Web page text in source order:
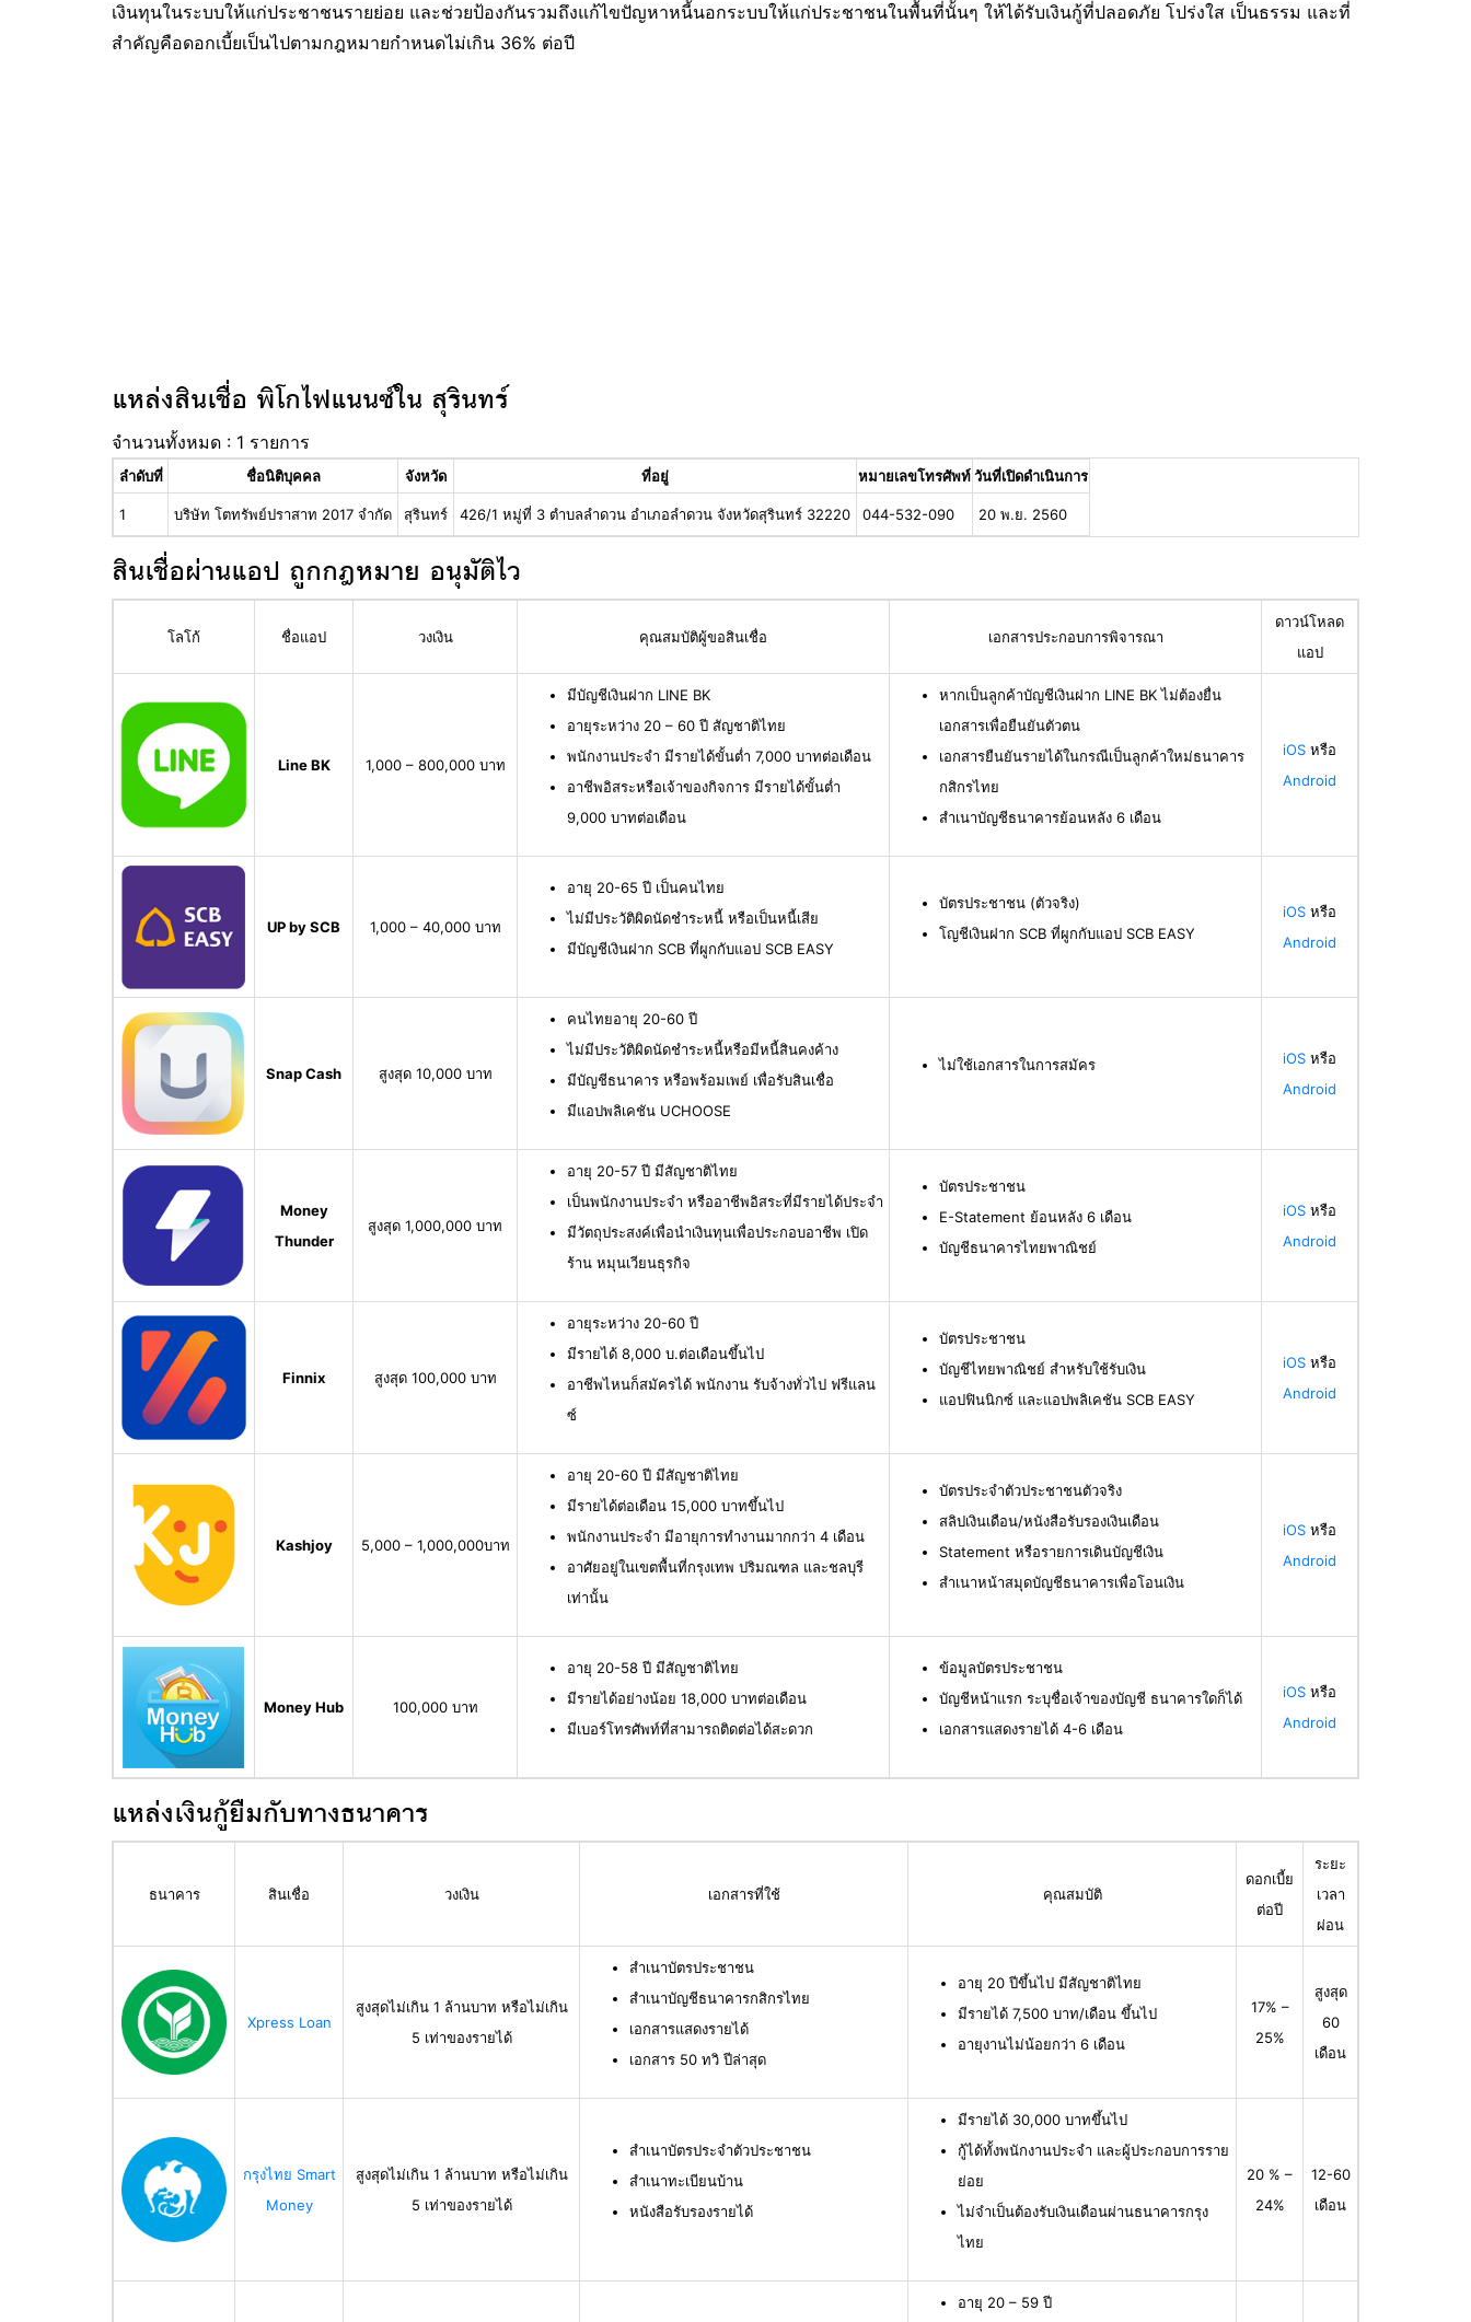
เงินทุนในระบบให้แก่ประชาชนรายย่อย และช่วยป้องกันรวมถึงแก้ไขปัญหาหนี้นอกระบบให้แก่ประชาชนในพื้นที่นั้นๆ ให้ได้รับเงินกู้ที่ปลอดภัย โปร่งใส เป็นธรรม และที่
สำคัญคือดอกเบี้ยเป็นไปตามกฎหมายกำหนดไม่เกิน 36% ต่อปี
แหล่งสินเชื่อ พิโกไฟแนนซ์ใน สุรินทร์
จำนวนทั้งหมด : 1 รายการ
ลำดับที่ ชื่อนิติบุคคล จังหวัด ที่อยู่ หมายเลขโทรศัพท์วันที่เปิดดำเนินการ
1 บริษัท โตทรัพย์ปราสาท 2017 จำกัด สุรินทร์ 426/1 หมู่ที่ 3 ตำบลลำดวน อำเภอลำดวน จังหวัดสุรินทร์ 32220 044-532-090 20 พ.ย. 2560
สินเชื่อผ่านแอป ถูกกฎหมาย อนุมัติไว
โลโก้ ชื่อแอป วงเงิน คุณสมบัติผู้ขอสินเชื่อ เอกสารประกอบการพิจารณา
ดาวน์โหลด
แอป
Line BK 1,000 – 800,000 บาท
มีบัญชีเงินฝาก LINE BK
อายุระหว่าง 20 – 60 ปี สัญชาติไทย
พนักงานประจำ มีรายได้ขั้นต่ำ 7,000 บาทต่อเดือน
อาชีพอิสระหรือเจ้าของกิจการ มีรายได้ขั้นต่ำ
9,000 บาทต่อเดือน
หากเป็นลูกค้าบัญชีเงินฝาก LINE BK ไม่ต้องยื่น
เอกสารเพื่อยืนยันตัวตน
เอกสารยืนยันรายได้ในกรณีเป็นลูกค้าใหม่ธนาคาร
กสิกรไทย
สำเนาบัญชีธนาคารย้อนหลัง 6 เดือน
iOS หรือ
Android
UP by SCB 1,000 – 40,000 บาท
อายุ 20-65 ปี เป็นคนไทย
ไม่มีประวัติผิดนัดชำระหนี้ หรือเป็นหนี้เสีย
มีบัญชีเงินฝาก SCB ที่ผูกกับแอป SCB EASY
บัตรประชาชน (ตัวจริง)
โญชีเงินฝาก SCB ที่ผูกกับแอป SCB EASY
iOS หรือ
Android
Snap Cash สูงสุด 10,000 บาท
คนไทยอายุ 20-60 ปี
ไม่มีประวัติผิดนัดชำระหนี้หรือมีหนี้สินคงค้าง
มีบัญชีธนาคาร หรือพร้อมเพย์ เพื่อรับสินเชื่อ
มีแอปพลิเคชัน UCHOOSE
ไม่ใช้เอกสารในการสมัคร iOS หรือ
Android
Money
Thunder
สูงสุด 1,000,000 บาท
อายุ 20-57 ปี มีสัญชาติไทย
เป็นพนักงานประจำ หรืออาชีพอิสระที่มีรายได้ประจำ
มีวัตถุประสงค์เพื่อนำเงินทุนเพื่อประกอบอาชีพ เปิด
ร้าน หมุนเวียนธุรกิจ
บัตรประชาชน
E-Statement ย้อนหลัง 6 เดือน
บัญชีธนาคารไทยพาณิชย์
iOS หรือ
Android
Finnix สูงสุด 100,000 บาท
อายุระหว่าง 20-60 ปี
มีรายได้ 8,000 บ.ต่อเดือนขึ้นไป
อาชีพไหนก็สมัครได้ พนักงาน รับจ้างทั่วไป ฟรีแลน
ซ์
บัตรประชาชน
บัญชีไทยพาณิชย์ สำหรับใช้รับเงิน
แอปฟินนิกซ์ และแอปพลิเคชัน SCB EASY
iOS หรือ
Android
Kashjoy 5,000 – 1,000,000บาท
อายุ 20-60 ปี มีสัญชาติไทย
มีรายได้ต่อเดือน 15,000 บาทขึ้นไป
พนักงานประจำ มีอายุการทำงานมากกว่า 4 เดือน
อาศัยอยู่ในเขตพื้นที่กรุงเทพ ปริมณฑล และชลบุรี
เท่านั้น
บัตรประจำตัวประชาชนตัวจริง
สลิปเงินเดือน/หนังสือรับรองเงินเดือน
Statement หรือรายการเดินบัญชีเงิน
สำเนาหน้าสมุดบัญชีธนาคารเพื่อโอนเงิน
iOS หรือ
Android
Money Hub 100,000 บาท
อายุ 20-58 ปี มีสัญชาติไทย
มีรายได้อย่างน้อย 18,000 บาทต่อเดือน
มีเบอร์โทรศัพท์ที่สามารถติดต่อได้สะดวก
ข้อมูลบัตรประชาชน
บัญชีหน้าแรก ระบุชื่อเจ้าของบัญชี ธนาคารใดก็ได้
เอกสารแสดงรายได้ 4-6 เดือน
iOS หรือ
Android
แหล่งเงินกู้ยืมกับทางธนาคาร
ธนาคาร สินเชื่อ วงเงิน เอกสารที่ใช้ คุณสมบัติ
ดอกเบี้ย
ต่อปี
ระยะ
เวลา
ผ่อน
Xpress Loan
สูงสุดไม่เกิน 1 ล้านบาท หรือไม่เกิน
5 เท่าของรายได้
สำเนาบัตรประชาชน
สำเนาบัญชีธนาคารกสิกรไทย
เอกสารแสดงรายได้
เอกสาร 50 ทวิ ปีล่าสุด
อายุ 20 ปีขึ้นไป มีสัญชาติไทย
มีรายได้ 7,500 บาท/เดือน ขึ้นไป
อายุงานไม่น้อยกว่า 6 เดือน
17% –
25%
สูงสุด
60
เดือน
กรุงไทย Smart
Money
สูงสุดไม่เกิน 1 ล้านบาท หรือไม่เกิน
5 เท่าของรายได้
สำเนาบัตรประจำตัวประชาชน
สำเนาทะเบียนบ้าน
หนังสือรับรองรายได้
มีรายได้ 30,000 บาทขึ้นไป
กู้ได้ทั้งพนักงานประจำ และผู้ประกอบการราย
ย่อย
ไม่จำเป็นต้องรับเงินเดือนผ่านธนาคารกรุง
ไทย
20 % –
24%
12-60
เดือน
อายุ 20 – 59 ปี